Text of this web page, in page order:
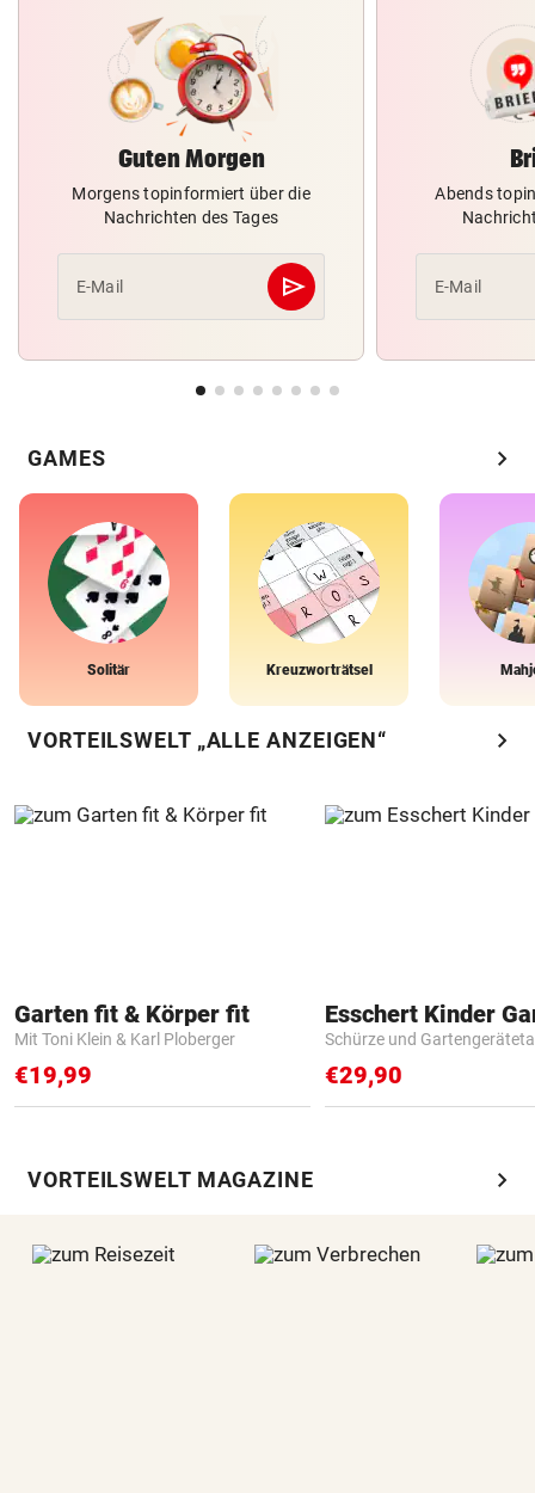
Guten Morgen
Morgens topinformiert über die
Nachrichten des Tages
E-Mail send
Abschicken
Abends
E-Mail
GAMES chevron_right
Solitär Kreuzworträtsel
VORTEILSWELT „ALLE ANZEIGEN“ chevron_right
Garten fit & Körper fit
Mit Toni Klein & Karl Ploberger
€19,99
Schürze und
€29,90
VORTEILSWELT MAGAZINE chevron_right